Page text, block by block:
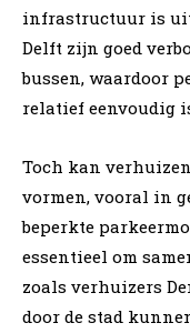
infrastructuur is
Delft zijn goed
bussen, waardoor
relatief eenvoudig
Toch kan
vormen, vooral in
beperkte
essentieel om
zoals verhuizers
door de stad